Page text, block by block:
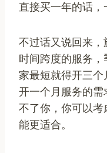
直接买一年的话，
不过话又说回来
时间跨度的服务
家最短就得开三
开一个月服务的需
不了你，你可以考
能更适合。